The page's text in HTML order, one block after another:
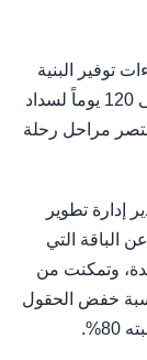
توفير البنية
التحتية اللازمة، مع منح المتعامل مهلة تصل إلى 120 يوماً لسداد
مراحل رحلة
تطوير
الباقة التي
وتمكنت من
لـ50 %، وبلغت نسبة خفض الحقول